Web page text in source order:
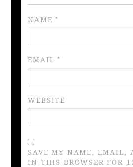
NAME*
EMAIL*
WEBSITE
SAVE MY NAME, EMAIL,
IN THIS BROWSER FOR